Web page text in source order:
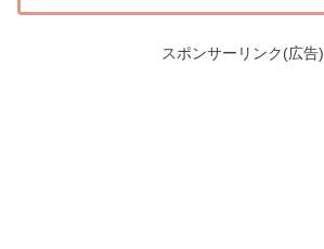
スポンサーリンク(広告)